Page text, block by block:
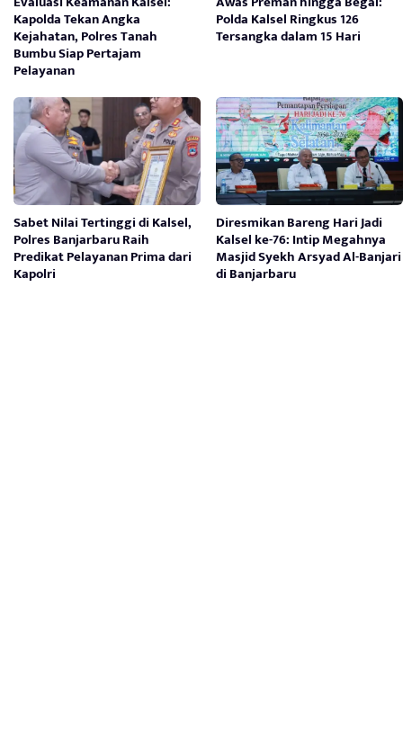
Kapolda Tekan Angka
Kejahatan, Polres Tanah
Bumbu Siap Pertajam
Pelayanan
Polda Kalsel Ringkus 126
Tersangka dalam 15 Hari
Sabet Nilai Tertinggi di Kalsel,
Polres Banjarbaru Raih
Predikat Pelayanan Prima dari
Kapolri
Diresmikan Bareng Hari Jadi
Kalsel ke-76: Intip Megahnya
Masjid Syekh Arsyad Al-Banjari
di Banjarbaru